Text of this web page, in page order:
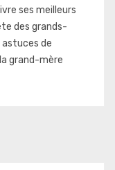
ses meilleurs
des grands-
astuces de
grand-mère